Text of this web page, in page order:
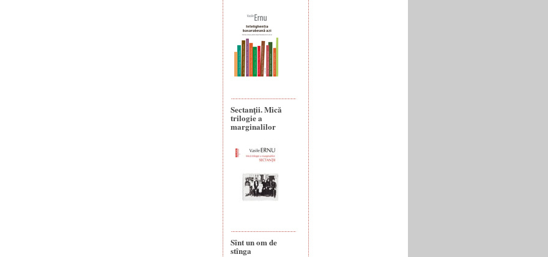
Sectanţii. Mică
trilogie a
marginalilor
Sînt un om de
stînga